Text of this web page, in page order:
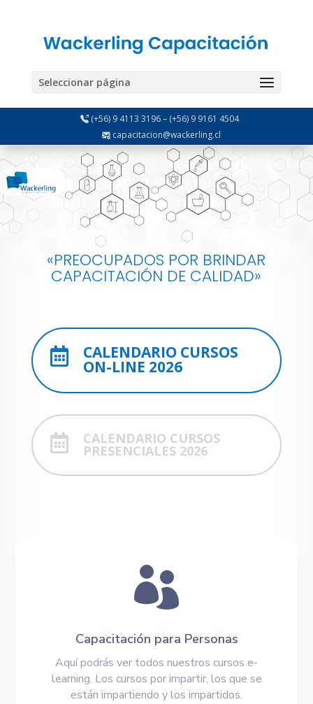
Seleccionar página
(+56) 9 4113 3196 – (+56) 9 9161 4504
capacitacion@wackerling.cl
«PREOCUPADOS POR BRINDAR
CAPACITACIÓN DE CALIDAD»
 CALENDARIO CURSOS
ON-LINE 2026
 CALENDARIO CURSOS
PRESENCIALES 2026

Capacitación para Personas
Aquí podrás ver todos nuestros cursos e-
learning. Los cursos por impartir, los que se
están impartiendo y los impartidos.